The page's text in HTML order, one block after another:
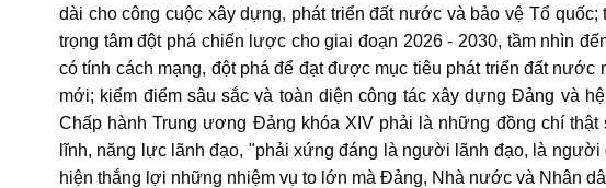
dài cho công cuộc xây dựng, phát triển đất nước và bảo vệ Tổ
trọng tâm đột phá chiến lược cho giai đoạn 2026 - 2030, tầm nhìn
có tính cách mạng, đột phá để đạt được mục tiêu phát triển đất
mới; kiểm điểm sâu sắc và toàn diện công tác xây dựng Đảng và
Chấp hành Trung ương Đảng khóa XIV phải là những đồng chí
lĩnh, năng lực lãnh đạo, "phải xứng đáng là người lãnh đạo, là
hiện thắng lợi những nhiệm vụ to lớn mà Đảng, Nhà nước và Nhân